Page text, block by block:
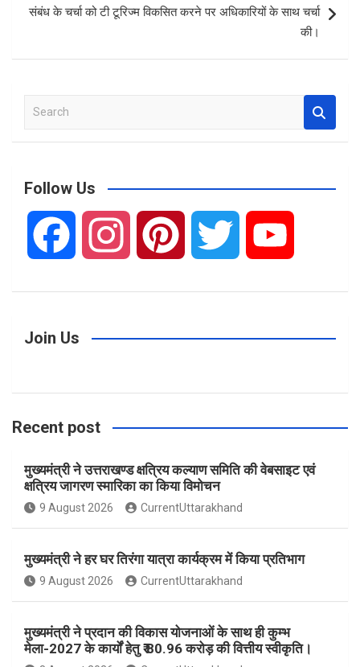
संबंध के चर्चा को टी टूरिज्म विकसित करने पर अधिकारियों के साथ चर्चा
की।
a
c
Follow Us
c
b
o
o
a
g
r
a
m
e
r
e
s
t
e
r
u
b
e
Join Us
Recent post
मुख्यमंत्री ने उत्तराखण्ड क्षत्रिय कल्याण समिति की वेबसाइट एवं
क्षत्रिय जागरण स्मारिका का किया विमोचन
9 August 2026 CurrentUttarakhand
मुख्यमंत्री ने हर घर तिरंगा यात्रा कार्यक्रम में किया प्रतिभाग
9 August 2026 CurrentUttarakhand
मुख्यमंत्री ने प्रदान की विकास योजनाओं के साथ ही कुम्भ
मेला-2027 के कार्यों हेतु ₹ 80.96 करोड़ की वित्तीय स्वीकृति।